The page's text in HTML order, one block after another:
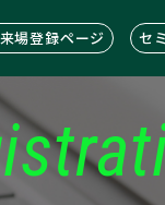
場登録ページ セ